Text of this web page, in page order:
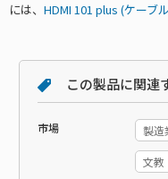
には、 HDMI 101 plus (ケーブ
この製品に関連
市場 製造
文教